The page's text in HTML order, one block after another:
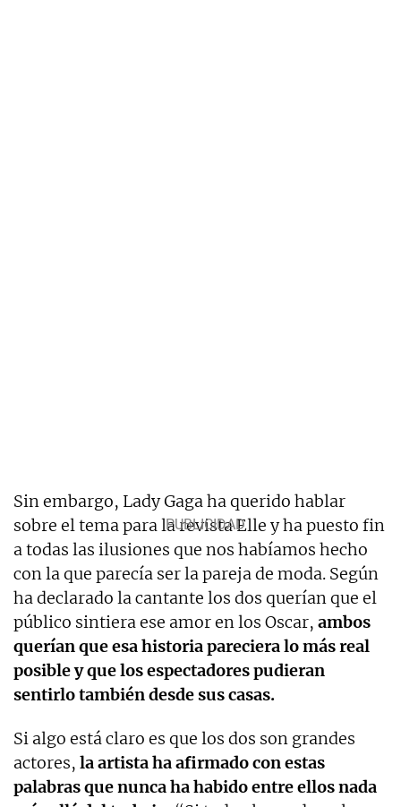
Sin embargo, Lady Gaga ha querido hablar
sobre el tema para la revista Elle y ha puesto fin
a todas las ilusiones que nos habíamos hecho
con la que parecía ser la pareja de moda. Según
ha declarado la cantante los dos querían que el
público sintiera ese amor en los Oscar, ambos
querían que esa historia pareciera lo más real
posible y que los espectadores pudieran
sentirlo también desde sus casas.
Si algo está claro es que los dos son grandes
actores, la artista ha afirmado con estas
palabras que nunca ha habido entre ellos nada